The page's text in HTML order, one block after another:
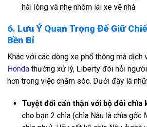
hài lòng và nhẹ nhõm lái xe về nhà.
6. Lưu Ý Quan Trọng Để Giữ
Bền Bỉ
Khác với các dòng xe phổ thông mà dịch
Honda thường xử lý, Liberty đòi hỏi
hơn trong việc chăm sóc. Dưới đây là
Tuyệt đối cẩn thận với bộ đôi chìa
cho bạn 2 chìa (chìa Nâu là chìa gốc